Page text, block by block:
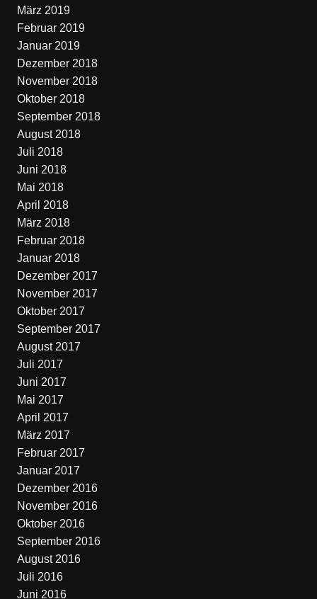
März 2019
Februar 2019
Januar 2019
Dezember 2018
November 2018
Oktober 2018
September 2018
August 2018
Juli 2018
Juni 2018
Mai 2018
April 2018
März 2018
Februar 2018
Januar 2018
Dezember 2017
November 2017
Oktober 2017
September 2017
August 2017
Juli 2017
Juni 2017
Mai 2017
April 2017
März 2017
Februar 2017
Januar 2017
Dezember 2016
November 2016
Oktober 2016
September 2016
August 2016
Juli 2016
Juni 2016